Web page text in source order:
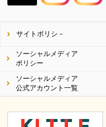
サイトポリシ－
ソーシャルメディア
ポリシー
ソーシャルメディア
公式アカウント一覧